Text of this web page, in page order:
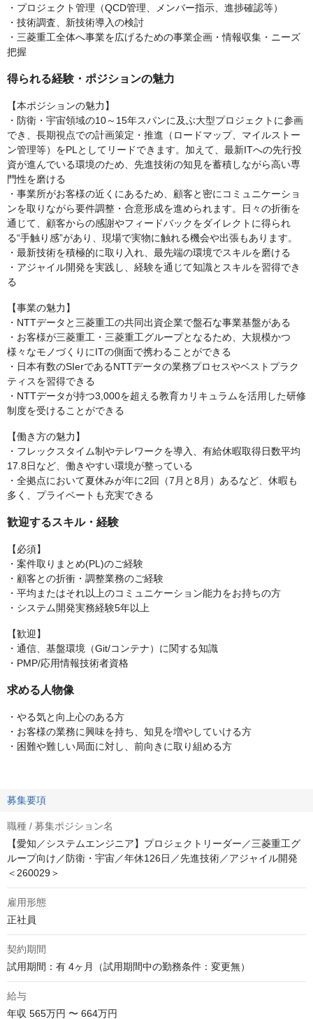
・プロジェクト管理（QCD管理、メンバー指示、進捗確認等）
・技術調査、新技術導入の検討
・三菱重工全体へ事業を広げるための事業企画・情報収集・ニーズ
把握
得られる経験・ポジションの魅力
【本ポジションの魅力】
・防衛・宇宙領域の10～15年スパンに及ぶ大型プロジェクトに参画
でき、長期視点での計画策定・推進（ロードマップ、マイルストー
ン管理等）をPLとしてリードできます。加えて、最新ITへの先行投
資が進んでいる環境のため、先進技術の知見を蓄積しながら高い専
門性を磨ける
・事業所がお客様の近くにあるため、顧客と密にコミュニケーショ
ンを取りながら要件調整・合意形成を進められます。日々の折衝を
通じて、顧客からの感謝やフィードバックをダイレクトに得られ
る“手触り感”があり、現場で実物に触れる機会や出張もあります。
・最新技術を積極的に取り入れ、最先端の環境でスキルを磨ける
・アジャイル開発を実践し、経験を通じて知識とスキルを習得でき
る
【事業の魅力】
・NTTデータと三菱重工の共同出資企業で盤石な事業基盤がある
・お客様が三菱重工・三菱重工グループとなるため、大規模かつ
様々なモノづくりにITの側面で携わることができる
・日本有数のSIerであるNTTデータの業務プロセスやベストプラク
ティスを習得できる
・NTTデータが持つ3,000を超える教育カリキュラムを活用した研修
制度を受けることができる
【働き方の魅力】
・フレックスタイム制やテレワークを導入、有給休暇取得日数平均
17.8日など、働きやすい環境が整っている
・全拠点において夏休みが年に2回（7月と8月）あるなど、休暇も
多く、プライベートも充実できる
歓迎するスキル・経験
【必須】
・案件取りまとめ(PL)のご経験
・顧客との折衝・調整業務のご経験
・平均またはそれ以上のコミュニケーション能力をお持ちの方
・システム開発実務経験5年以上
【歓迎】
・通信、基盤環境（Git/コンテナ）に関する知識
・PMP/応用情報技術者資格
求める人物像
・やる気と向上心のある方
・お客様の業務に興味を持ち、知見を増やしていける方
・困難や難しい局面に対し、前向きに取り組める方
募集要項
職種 / 募集ポジション名
【愛知／システムエンジニア】プロジェクトリーダー／三菱重工グ
ループ向け／防衛・宇宙／年休126日／先進技術／アジャイル開発
＜260029＞
雇用形態
正社員
契約期間
試用期間：有 4ヶ月（試用期間中の勤務条件：変更無）
給与
年収 565万円 〜 664万円